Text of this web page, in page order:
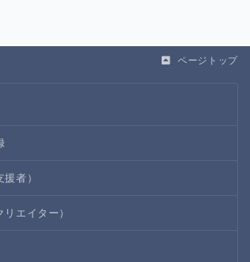
ページトップ
者）
エイター）